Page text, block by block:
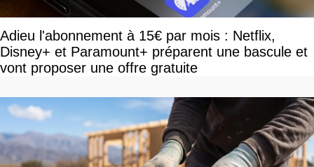
Adieu l'abonnement à 15€ par mois : Netflix,
Disney+ et Paramount+ préparent une bascule et
vont proposer une offre gratuite